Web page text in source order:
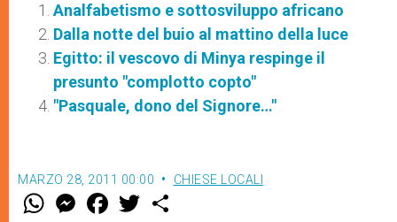
Analfabetismo e sottosviluppo africano
Dalla notte del buio al mattino della luce
Egitto: il vescovo di Minya respinge il
presunto "complotto copto"
"Pasquale, dono del Signore…"
MARZO 28, 2011 00:00 CHIESE LOCALI
W M
e
F
a w